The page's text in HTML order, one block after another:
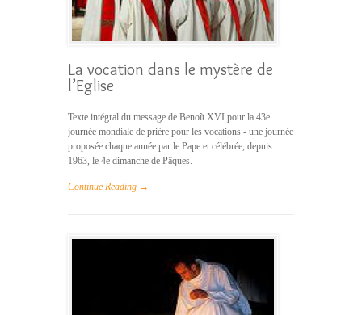
La vocation dans le mystère de
l’Eglise
Texte intégral du message de Benoît XVI pour la 43e
journée mondiale de prière pour les vocations - une journée
proposée chaque année par le Pape et célébrée, depuis
1963, le 4e dimanche de Pâques.
Continue Reading →